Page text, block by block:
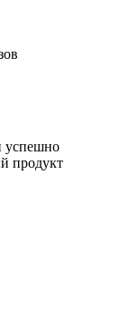
успешно
продукт